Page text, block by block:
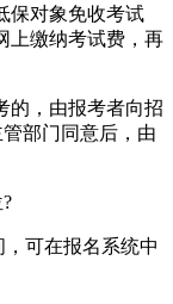
保对象免收考试
上缴纳考试费，再
，由报考者向招
部门同意后，由
可在报名系统中